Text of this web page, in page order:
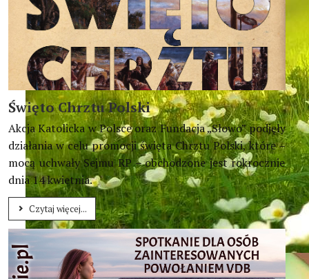
Głoście piękno Boga i Jego stworzenia(Benedykt XVI)
Święto Chrztu Polski
Akcja Katolicka w Polsce oraz Fundacja „Słowo” podjęły
działania w celu promocji święta Chrztu Polski, które –
mocą uchwały Sejmu RP – obchodzone jest rokrocznie
dnia 14 kwietnia.
Czytaj więcej...